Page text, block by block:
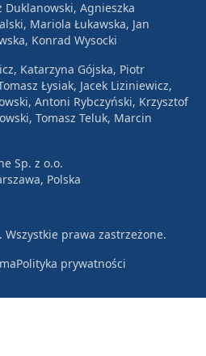
Duklanowski, Agnieszka
Mariola Łukawska, Jan
Konrad Wysocki
Katarzyna Gójska, Piotr
Łysiak, Jacek Liziniewicz,
Antoni Rybczyński, Krzysztof
Tomasz Teluk, Marcin
Sp. z o.o.
Polska
prawa zastrzeżone.
Polityka prywatności